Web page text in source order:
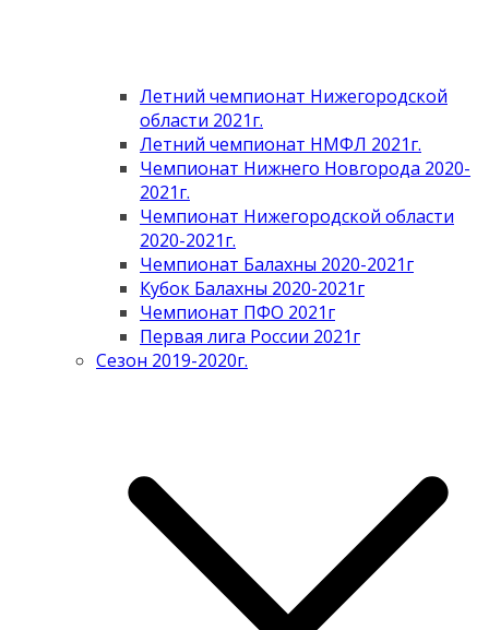
Летний чемпионат Нижегородской
области 2021г.
Летний чемпионат НМФЛ 2021г.
Чемпионат Нижнего Новгорода 2020-
2021г.
Чемпионат Нижегородской области
2020-2021г.
Чемпионат Балахны 2020-2021г
Кубок Балахны 2020-2021г
Чемпионат ПФО 2021г
Первая лига России 2021г
Сезон 2019-2020г.